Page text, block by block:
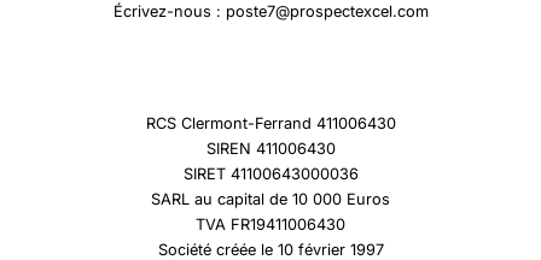
Écrivez-nous : poste7@prospectexcel.com
RCS Clermont-Ferrand 411006430
SIREN 411006430
SIRET 41100643000036
SARL au capital de 10 000 Euros
TVA FR19411006430
Société créée le 10 février 1997